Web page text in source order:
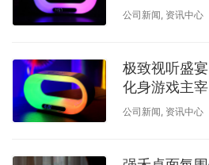
公司新闻, 资讯中心
极致视听盛
化身游戏主宰
公司新闻 资讯中心